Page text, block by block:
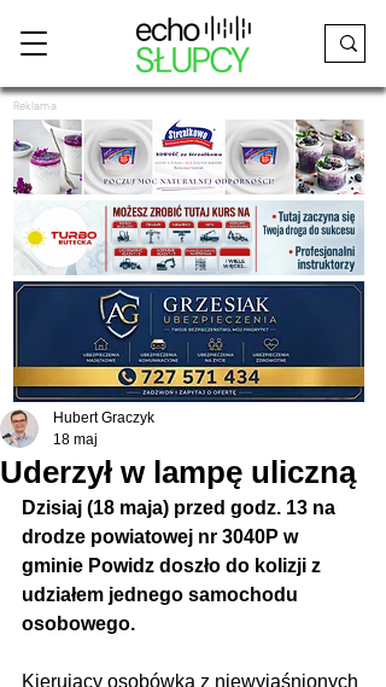
Reklama
Uderzył w lampę uliczną
Hubert Graczyk
18 maj
Dzisiaj (18 maja) przed godz. 13 na
drodze powiatowej nr 3040P w
gminie Powidz doszło do kolizji z
udziałem jednego samochodu
osobowego.
Kierujący osobówką z niewyjaśnionych